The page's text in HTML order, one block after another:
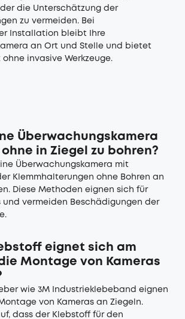
die Unterschätzung der
zu vermeiden. Bei
Installation bleibt Ihre
an Ort und Stelle und bietet
ohne invasive Werkzeuge.
Überwachungskamera
in Ziegel zu bohren?
Überwachungskamera mit
Klemmhalterungen ohne Bohren an
Diese Methoden eignen sich für
und vermeiden Beschädigungen der
eignet sich am
Montage von Kameras
wie 3M Industrieklebeband eignen
von Kameras an Ziegeln.
dass der Klebstoff für den